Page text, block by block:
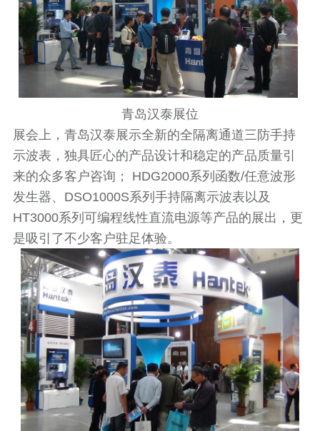
青岛汉泰展位
展会上，青岛汉泰展示全新的全隔离通道三防手持
示波表，独具匠心的产品设计和稳定的产品质量引
来的众多客户咨询； HDG2000系列函数/任意波形
发生器、DSO1000S系列手持隔离示波表以及
HT3000系列可编程线性直流电源等产品的展出，更
是吸引了不少客户驻足体验。